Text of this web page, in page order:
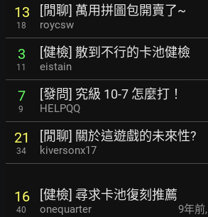
13
18
[閒聊] 萬用拼圖包開賣了~
roycsw
3
11
[健檢] 散到不行的卡池健檢
eistain
7
9
[發問] 究級 10-7 怎麼打！
HELPQQ
21
34
[閒聊] 關於這遊戲的未來性?
kiversonx17
16
40
[健檢] 尋求卡池復刻推薦
onequarter 9年前,